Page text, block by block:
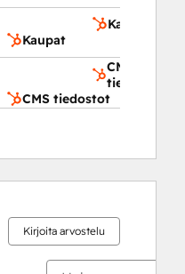
Kaupat
Kaupat
CMS
tiedostot
CMS tiedostot
Kirjoita arvostelu